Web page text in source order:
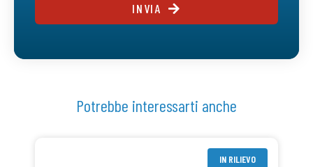
INVIA
Potrebbe interessarti anche
IN RILIEVO